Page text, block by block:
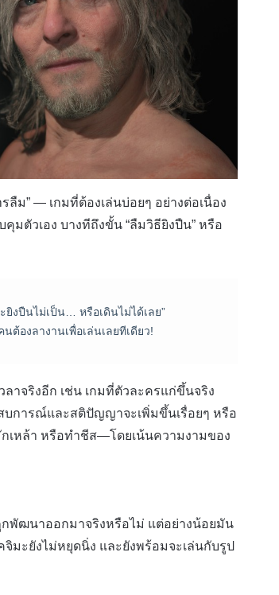
ลืม” — เกมที่ต้องเล่นบ่อยๆ อย่างต่อเนื่อง
มตัวเอง บางทีถึงขั้น “ลืมวิธียิงปืน” หรือ
งปืนไม่เป็น… หรือเดินไม่ได้เลย”
ต้องลางานเพื่อเล่นเลยทีเดียว!
ลาจริงอีก เช่น เกมที่ตัวละครแก่ขึ้นจริง
บการณ์และสติปัญญาจะเพิ่มขึ้นเรื่อยๆ หรือ
กเหล้า หรือทำชีส—โดยเน้นความงามของ
กพัฒนาออกมาจริงหรือไม่ แต่อย่างน้อยมัน
มะยังไม่หยุดนิ่ง และยังพร้อมจะเล่นกับรูป